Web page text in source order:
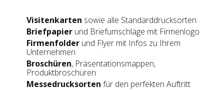
Visitenkarten sowie alle Standarddrucksorten
Briefpapier und Briefumschläge mit Firmenlogo
Firmenfolder und Flyer mit Infos zu Ihrem
Unternehmen
Broschüren, Präsentationsmappen,
Produktbroschüren
Messedrucksorten für den perfekten Auftritt